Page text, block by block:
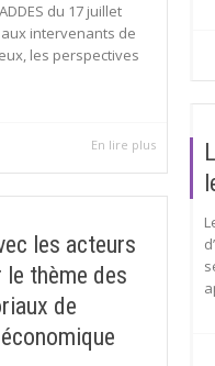
du 17 juillet
intervenants de
les perspectives
En lire plus
les acteurs
le thème des
de